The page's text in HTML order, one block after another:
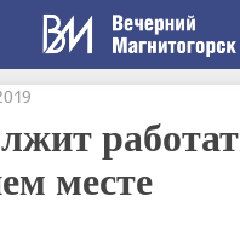
месте